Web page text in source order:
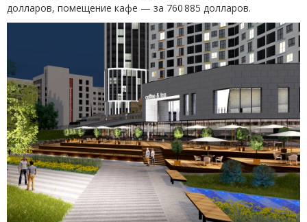
долларов, помещение кафе — за 760 885 долларов.